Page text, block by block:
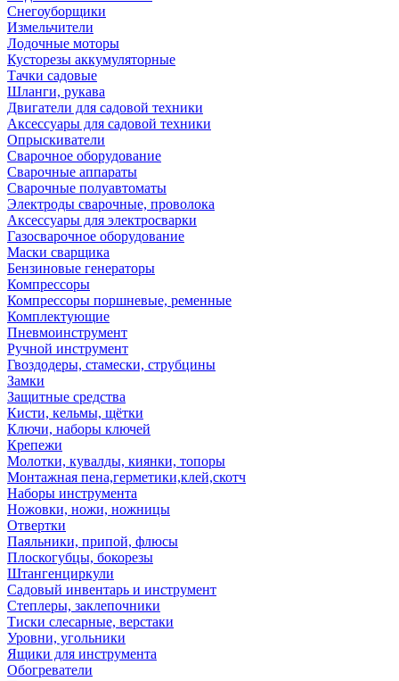
Снегоуборщики
Измельчители
Лодочные моторы
Кусторезы аккумуляторные
Тачки садовые
Шланги, рукава
Двигатели для садовой техники
Аксессуары для садовой техники
Опрыскиватели
Сварочное оборудование
Сварочные аппараты
Сварочные полуавтоматы
Электроды сварочные, проволока
Аксессуары для электросварки
Газосварочное оборудование
Маски сварщика
Бензиновые генераторы
Компрессоры
Компрессоры поршневые, ременные
Комплектующие
Пневмоинструмент
Ручной инструмент
Гвоздодеры, стамески, струбцины
Замки
Защитные средства
Кисти, кельмы, щётки
Ключи, наборы ключей
Крепежи
Молотки, кувалды, киянки, топоры
Монтажная пена,герметики,клей,скотч
Наборы инструмента
Ножовки, ножи, ножницы
Отвертки
Паяльники, припой, флюсы
Плоскогубцы, бокорезы
Штангенциркули
Садовый инвентарь и инструмент
Степлеры, заклепочники
Тиски слесарные, верстаки
Уровни, угольники
Ящики для инструмента
Обогреватели